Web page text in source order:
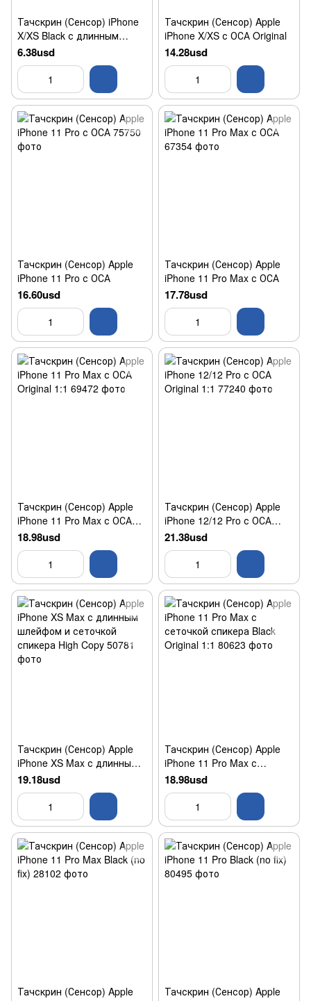
Тачскрин (Сенсор) iPhone
X/XS Black с длинным
шлейфом High Copy
6.38usd
Тачскрин (Сенсор) Apple
iPhone X/XS с ОСА Original
14.28usd
Тачскрин (Сенсор) Apple
iPhone 11 Pro с ОСА
16.60usd
Тачскрин (Сенсор) Apple
iPhone 11 Pro Max с ОСА
17.78usd
Тачскрин (Сенсор) Apple
iPhone 11 Pro Max с ОСА
Original 1:1
18.98usd
Тачскрин (Сенсор) Apple
iPhone 12/12 Pro с ОСА
Original 1:1
21.38usd
Тачскрин (Сенсор) Apple
iPhone XS Max с длинным
шлейфом и сеточкой
спикера High Copy
19.18usd
Тачскрин (Сенсор) Apple
iPhone 11 Pro Max с
сеточкой спикера Black
Original 1:1
18.98usd
Тачскрин (Сенсор) Apple
Тачскрин (Сенсор) Apple